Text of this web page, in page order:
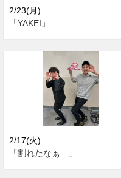
2/23(月)
「YAKEI」
2/17(火)
「割れたなぁ…」